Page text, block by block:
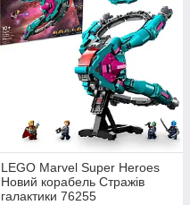
LEGO Marvel Super Heroes
Новий корабель Стражів
галактики 76255